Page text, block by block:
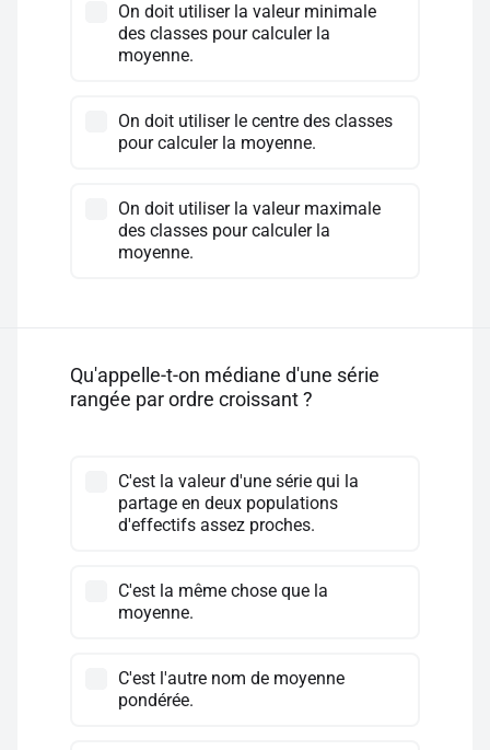
On doit utiliser la valeur minimale
des classes pour calculer la
moyenne.
On doit utiliser le centre des classes
pour calculer la moyenne.
On doit utiliser la valeur maximale
des classes pour calculer la
moyenne.
Qu'appelle-t-on médiane d'une série
rangée par ordre croissant ?
C'est la valeur d'une série qui la
partage en deux populations
d'effectifs assez proches.
C'est la même chose que la
moyenne.
C'est l'autre nom de moyenne
pondérée.